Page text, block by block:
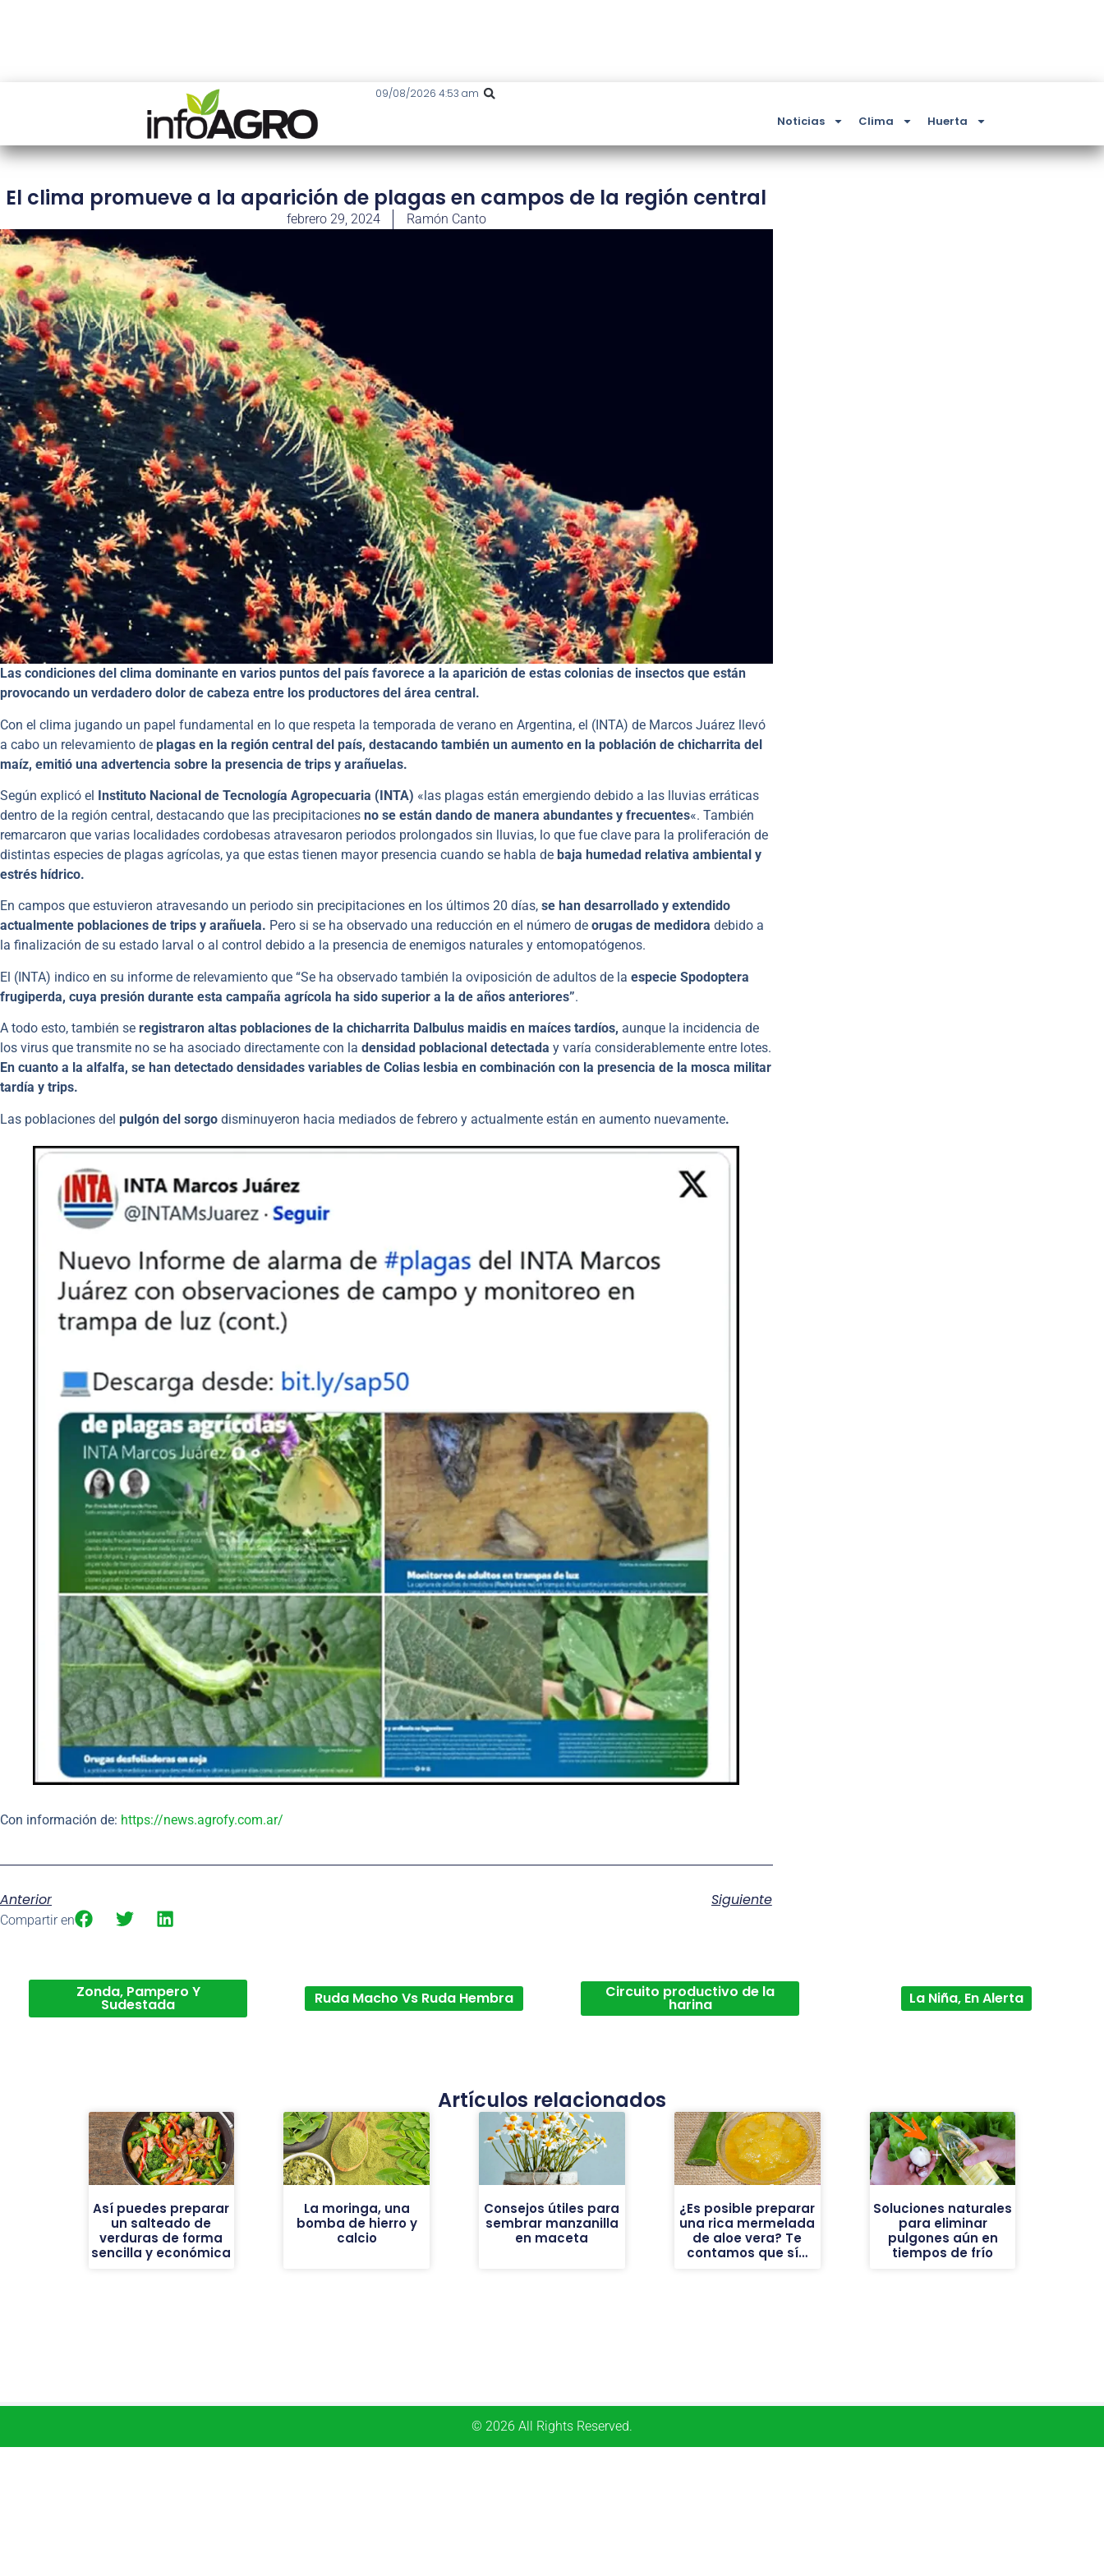
09/08/2026 4:53 am
Noticias Clima Huerta
El clima promueve a la aparición de plagas en campos de la región central
febrero 29, 2024 Ramón Canto
Las condiciones del clima dominante en varios puntos del país favorece a la aparición de estas colonias de insectos que están
provocando un verdadero dolor de cabeza entre los productores del área central.
Con el clima jugando un papel fundamental en lo que respeta la temporada de verano en Argentina, el (INTA) de Marcos Juárez llevó
a cabo un relevamiento de plagas en la región central del país, destacando también un aumento en la población de chicharrita del
maíz, emitió una advertencia sobre la presencia de trips y arañuelas.
Según explicó el Instituto Nacional de Tecnología Agropecuaria (INTA) «las plagas están emergiendo debido a las lluvias erráticas
dentro de la región central, destacando que las precipitaciones no se están dando de manera abundantes y frecuentes«. También
remarcaron que varias localidades cordobesas atravesaron periodos prolongados sin lluvias, lo que fue clave para la proliferación de
distintas especies de plagas agrícolas, ya que estas tienen mayor presencia cuando se habla de baja humedad relativa ambiental y
estrés hídrico.
En campos que estuvieron atravesando un periodo sin precipitaciones en los últimos 20 días, se han desarrollado y extendido
actualmente poblaciones de trips y arañuela. Pero si se ha observado una reducción en el número de orugas de medidora debido a
la finalización de su estado larval o al control debido a la presencia de enemigos naturales y entomopatógenos.
El (INTA) indico en su informe de relevamiento que “Se ha observado también la oviposición de adultos de la especie Spodoptera
frugiperda, cuya presión durante esta campaña agrícola ha sido superior a la de años anteriores”.
A todo esto, también se registraron altas poblaciones de la chicharrita Dalbulus maidis en maíces tardíos, aunque la incidencia de
los virus que transmite no se ha asociado directamente con la densidad poblacional detectada y varía considerablemente entre lotes.
En cuanto a la alfalfa, se han detectado densidades variables de Colias lesbia en combinación con la presencia de la mosca militar
tardía y trips.
Las poblaciones del pulgón del sorgo disminuyeron hacia mediados de febrero y actualmente están en aumento nuevamente.
Con información de: https://news.agrofy.com.ar/
Anterior Siguiente
Compartir en
Zonda, Pampero Y
Sudestada Ruda Macho Vs Ruda Hembra Circuito productivo de la
harina La Niña, En Alerta
Artículos relacionados
Así puedes preparar
un salteado de
verduras de forma
sencilla y económica
La moringa, una
bomba de hierro y
calcio
Consejos útiles para
sembrar manzanilla
en maceta
¿Es posible preparar
una rica mermelada
de aloe vera? Te
contamos que sí…
Soluciones naturales
para eliminar
pulgones aún en
tiempos de frío
© 2026 All Rights Reserved.